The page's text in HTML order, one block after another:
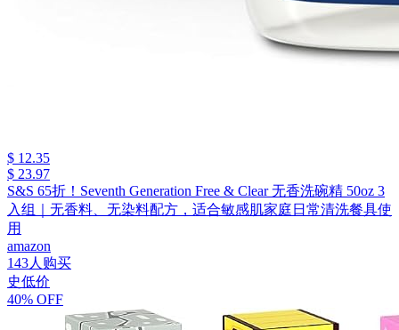
$ 12.35
$ 23.97
S&S 65折！Seventh Generation Free & Clear 无香洗碗精 50oz 3
入组｜无香料、无染料配方，适合敏感肌家庭日常清洗餐具使
用
amazon
143人购买
史低价
40% OFF